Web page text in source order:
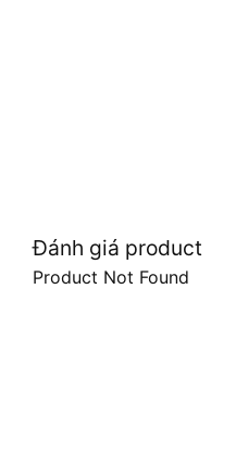
Đánh giá product
Product Not Found